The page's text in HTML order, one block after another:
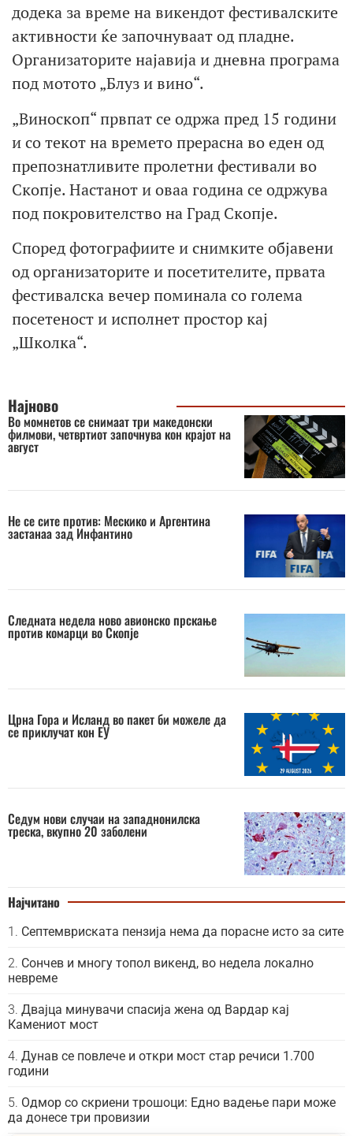
додека за време на викендот фестивалските
активности ќе започнуваат од пладне.
Организаторите најавија и дневна програма
под мотото „Блуз и вино“.
„Виноскоп“ првпат се одржа пред 15 години
и со текот на времето прерасна во еден од
препознатливите пролетни фестивали во
Скопје. Настанот и оваа година се одржува
под покровителство на Град Скопје.
Според фотографиите и снимките објавени
од организаторите и посетителите, првата
фестивалска вечер поминала со голема
посетеност и исполнет простор кај
„Школка“.
Најново
Во момнетов се снимаат три македонски
филмови, четвртиот започнува кон крајот на
август
Не се сите против: Мескико и Аргентина
застанаа зад Инфантино
Следната недела ново авионско прскање
против комарци во Скопје
Црна Гора и Исланд во пакет би можеле да
се приклучат кон ЕУ
Седум нови случаи на западнонилска
треска, вкупно 20 заболени
Најчитано
Септемвриската пензија нема да порасне исто за сите
Сончев и многу топол викенд, во недела локално
невреме
Двајца минувачи спасија жена од Вардар кај
Камениот мост
Дунав се повлече и откри мост стар речиси 1.700
години
Одмор со скриени трошоци: Едно вадење пари може
да донесе три провизии